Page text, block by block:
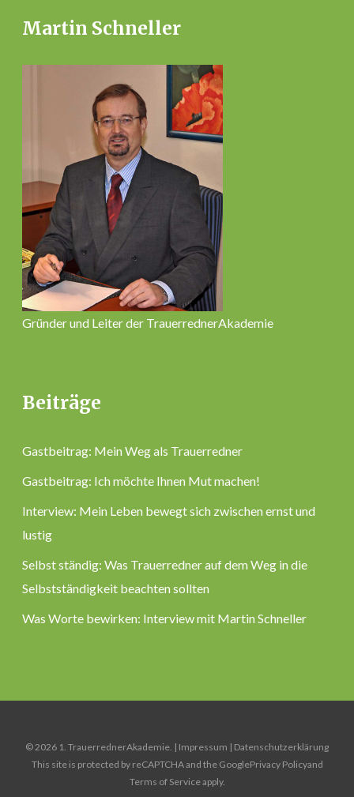
Martin Schneller
Gründer und Leiter der TrauerrednerAkademie
Beiträge
Gastbeitrag: Mein Weg als Trauerredner
Gastbeitrag: Ich möchte Ihnen Mut machen!
Interview: Mein Leben bewegt sich zwischen ernst und
lustig
Selbst ständig: Was Trauerredner auf dem Weg in die
Selbstständigkeit beachten sollten
Was Worte bewirken: Interview mit Martin Schneller
© 2026 1. TrauerrednerAkademie. | Impressum | Datenschutzerklärung
This site is protected by reCAPTCHA and the GooglePrivacy Policyand
Terms of Serviceapply.